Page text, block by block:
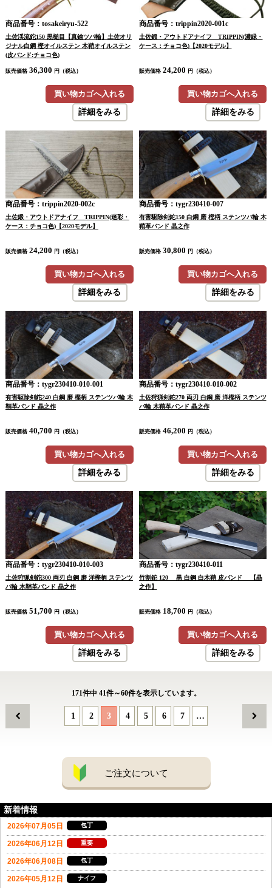
商品番号：tosakeiryu-522
土佐渓流鉈150 黒槌目【真鍮ツバ輪】土佐オリ
ジナル白鋼 樫オイルステン 木鞘オイルステン
(皮バンド:チョコ色)
販売価格 36,300 円（税込）
買い物カゴへ入れる
詳細をみる
商品番号：trippin2020-001c
土佐鍛・アウトドアナイフ TRIPPIN(濃緑・
ケース：チョコ色)【2020モデル】
販売価格 24,200 円（税込）
買い物カゴへ入れる
詳細をみる
商品番号：trippin2020-002c
土佐鍛・アウトドアナイフ TRIPPIN(迷彩・
ケース：チョコ色)【2020モデル】
販売価格 24,200 円（税込）
買い物カゴへ入れる
詳細をみる
商品番号：tygr230410-007
有害駆除剣鉈150 白鋼 磨 樫柄 ステンツバ輪 木
鞘革バンド 晶之作
販売価格 30,800 円（税込）
買い物カゴへ入れる
詳細をみる
商品番号：tygr230410-010-001
有害駆除剣鉈240 白鋼 磨 樫柄 ステンツバ輪 木
鞘革バンド 晶之作
販売価格 40,700 円（税込）
買い物カゴへ入れる
詳細をみる
商品番号：tygr230410-010-002
土佐狩猟剣鉈270 両刃 白鋼 磨 洋樫柄 ステンツ
バ輪 木鞘革バンド 晶之作
販売価格 46,200 円（税込）
買い物カゴへ入れる
詳細をみる
商品番号：tygr230410-010-003
土佐狩猟剣鉈300 両刃 白鋼 磨 洋樫柄 ステンツ
バ輪 木鞘革バンド 晶之作
販売価格 51,700 円（税込）
買い物カゴへ入れる
詳細をみる
商品番号：tygr230410-011
竹割鉈 120 黒 白鋼 白木鞘 皮バンド 【晶
之作】
販売価格 18,700 円（税込）
買い物カゴへ入れる
詳細をみる
171件中 41件～60件を表示しています。
1 2 3 4 5 6 7 …
ご注文について
新着情報